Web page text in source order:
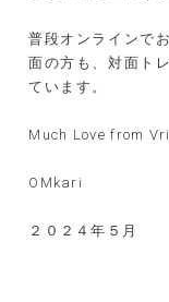
普段オンラインで
面の方も、対面ト
ています。
Much Love from
OMkari
２０２４年５月